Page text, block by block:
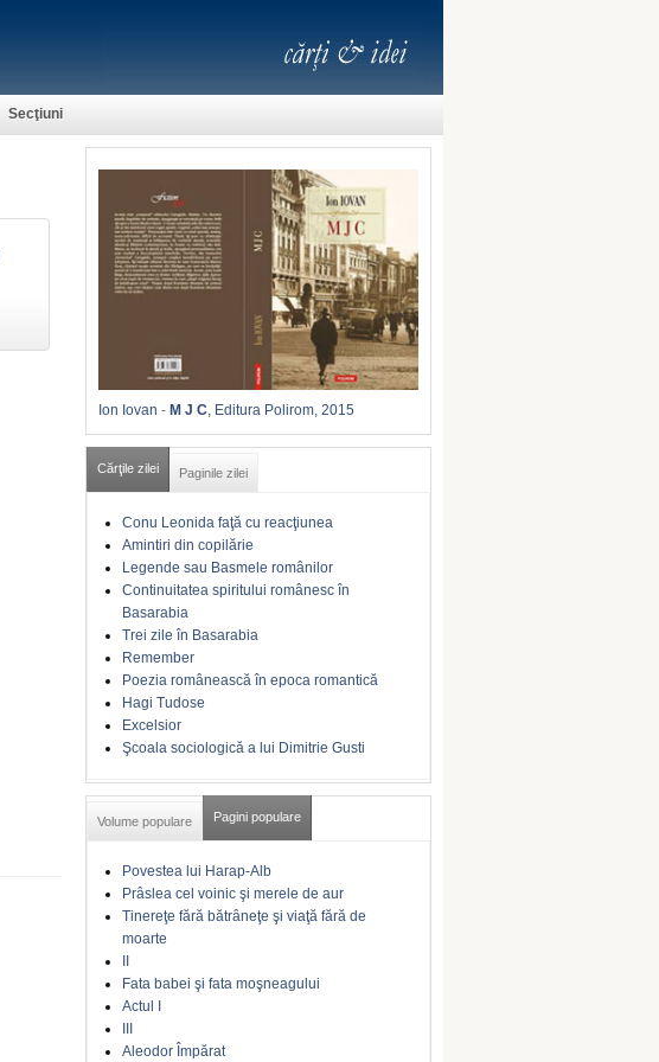
Secţiuni
Ion Iovan - M J C, Editura Polirom, 2015
Cărţile zilei Paginile zilei
Conu Leonida faţă cu reacţiunea
Amintiri din copilărie
Legende sau Basmele românilor
Continuitatea spiritului românesc în
Basarabia
Trei zile în Basarabia
Remember
Poezia românească în epoca romantică
Hagi Tudose
Excelsior
Şcoala sociologică a lui Dimitrie Gusti
Volume populare Pagini populare
Povestea lui Harap-Alb
Prâslea cel voinic şi merele de aur
Tinereţe fără bătrâneţe şi viaţă fără de
moarte
II
Fata babei şi fata moşneagului
Actul I
III
Aleodor Împărat